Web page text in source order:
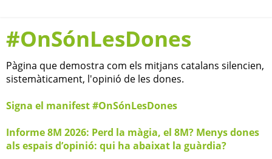
#OnSónLesDones
Pàgina que demostra com els mitjans catalans silencien,
sistemàticament, l'opinió de les dones.
Signa el manifest #OnSónLesDones
Informe 8M 2026: Perd la màgia, el 8M? Menys dones
als espais d’opinió: qui ha abaixat la guàrdia?